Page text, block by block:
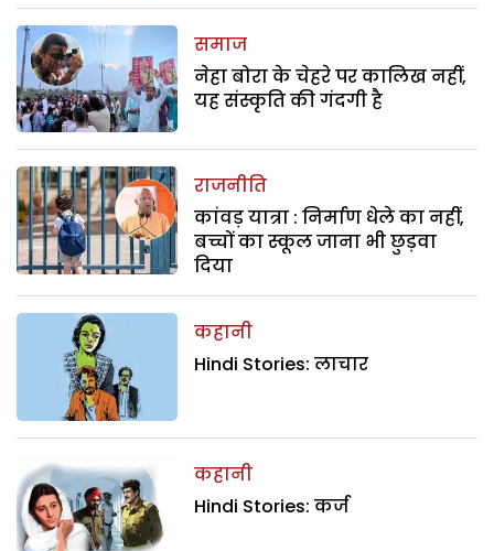
समाज
नेहा बोरा के चेहरे पर कालिख नहीं,
यह संस्कृति की गंदगी है
राजनीति
कांवड़ यात्रा : निर्माण धेले का नहीं,
बच्चों का स्कूल जाना भी छुड़वा
दिया
कहानी
Hindi Stories: लाचार
कहानी
Hindi Stories: कर्ज